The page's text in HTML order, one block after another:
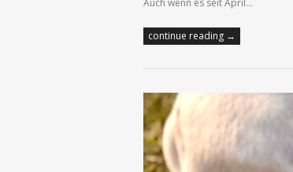
Auch wenn es seit April…
continue reading →